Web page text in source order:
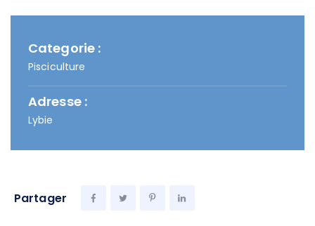
Categorie :
Pisciculture
Adresse :
Lybie
Partager